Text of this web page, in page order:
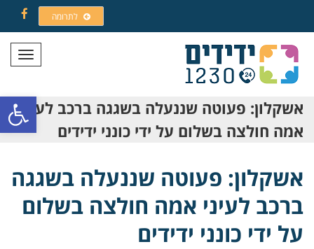
פתח
לתרומה
תפריט
אשקלון: פעוטה שננעלה בשגגה ברכב לעיני
אמה חולצה בשלום על ידי כונני ידידים
אשקלון: פעוטה שננעלה בשגגה
ברכב לעיני אמה חולצה בשלום
על ידי כונני ידידים